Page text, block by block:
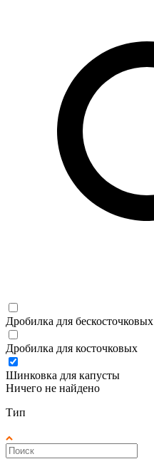
Дробилка для бескосточковых
Дробилка для косточковых
Шинковка для капусты
Ничего не найдено
Тип